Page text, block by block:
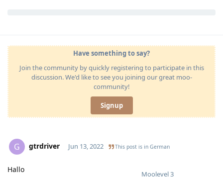
Have something to say?
Join the community by quickly registering to participate in this
discussion. We'd like to see you joining our great moo-
community!
Signup
G gtrdriver
Moolevel3
Jun 13, 2022 This post is in German
Hallo